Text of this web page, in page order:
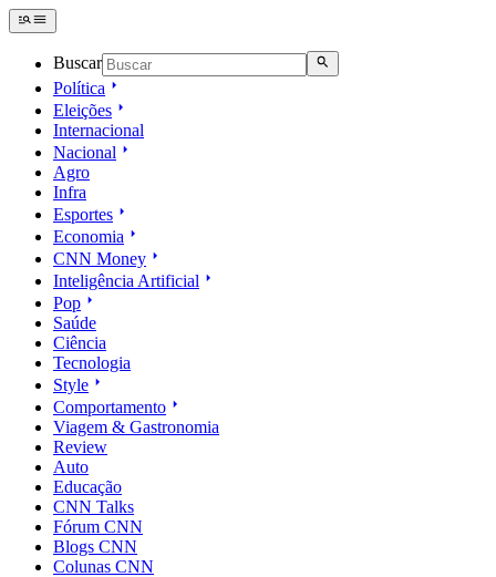
Buscar
Política
Eleições
Internacional
Nacional
Agro
Infra
Esportes
Economia
CNN Money
Inteligência Artificial
Pop
Saúde
Ciência
Tecnologia
Style
Comportamento
Viagem & Gastronomia
Review
Auto
Educação
CNN Talks
Fórum CNN
Blogs CNN
Colunas CNN